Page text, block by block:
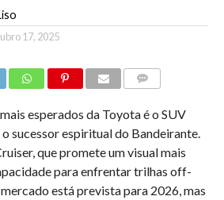
17, 2025
esperados da Toyota é o SUV
sucessor espiritual do Bandeirante.
que promete um visual mais
para enfrentar trilhas off-
está prevista para 2026, mas